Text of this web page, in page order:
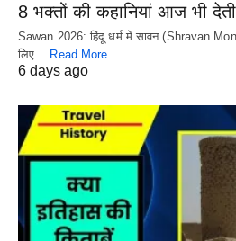
8 भक्तों की कहानियां आज भी
Sawan 2026: हिंदू धर्म में सावन (Shravan
लिए…
Read More
6 days ago